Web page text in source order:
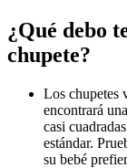
¿Qué debo
chupete?
Los chupetes
encontrará
casi
estándar.
su bebé